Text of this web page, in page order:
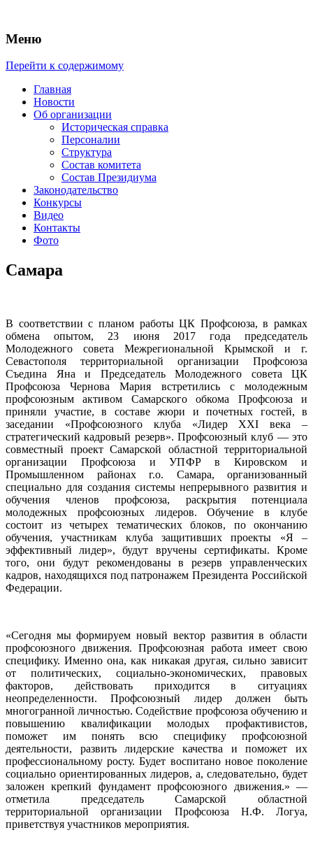
Меню
Перейти к содержимому
Главная
Новости
Об организации
Историческая справка
Персоналии
Структура
Состав комитета
Состав Президиума
Законодательство
Конкурсы
Видео
Контакты
Фото
Самара
В соответствии с планом работы ЦК Профсоюза, в рамках
обмена опытом, 23 июня 2017 года председатель
Молодежного совета Межрегиональной Крымской и г.
Севастополя территориальной организации Профсоюза
Съедина Яна и Председатель Молодежного совета ЦК
Профсоюза Чернова Мария встретились с молодежным
профсоюзным активом Самарского обкома Профсоюза и
приняли участие, в составе жюри и почетных гостей, в
заседании «Профсоюзного клуба «Лидер XXI века –
стратегический кадровый резерв». Профсоюзный клуб — это
совместный проект Самарской областной территориальной
организации Профсоюза и УПФР в Кировском и
Промышленном районах г.о. Самара, организованный
специально для создания системы непрерывного развития и
обучения членов профсоюза, раскрытия потенциала
молодежных профсоюзных лидеров. Обучение в клубе
состоит из четырех тематических блоков, по окончанию
обучения, участникам клуба защитивших проекты «Я –
эффективный лидер», будут вручены сертификаты. Кроме
того, они будут рекомендованы в резерв управленческих
кадров, находящихся под патронажем Президента Российской
Федерации.
«Сегодня мы формируем новый вектор развития в области
профсоюзного движения. Профсоюзная работа имеет свою
специфику. Именно она, как никакая другая, сильно зависит
от политических, социально-экономических, правовых
факторов, действовать приходится в ситуациях
неопределенности. Профсоюзный лидер должен быть
многогранной личностью. Содействие профсоюза обучению и
повышению квалификации молодых профактивистов,
поможет им понять всю специфику профсоюзной
деятельности, развить лидерские качества и поможет их
профессиональному росту. Будет воспитано новое поколение
социально ориентированных лидеров, а, следовательно, будет
заложен крепкий фундамент профсоюзного движения.» —
отметила председатель Самарской областной
территориальной организации Профсоюза Н.Ф. Логуа,
приветствуя участников мероприятия.